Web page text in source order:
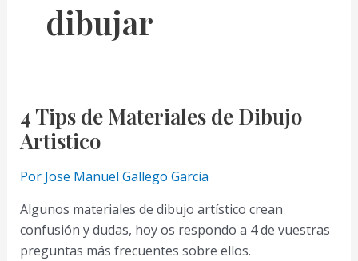
dibujar
4 Tips de Materiales de Dibujo
Artistico
Por Jose Manuel Gallego Garcia
Algunos materiales de dibujo artístico crean
confusión y dudas, hoy os respondo a 4 de vuestras
preguntas más frecuentes sobre ellos.